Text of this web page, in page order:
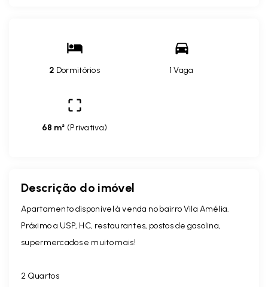
2 Dormitórios 1 Vaga
68 m² (Privativa)
Descrição do imóvel
Apartamento disponível à venda no bairro Vila Amélia.
Próximo a USP, HC, restaurantes, postos de gasolina,
supermercados e muito mais!
2 Quartos